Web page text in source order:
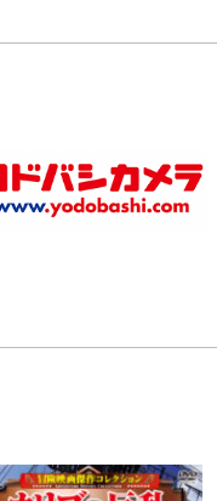
ノクロ 1936年)
ノクロ 1935年)
年)
年)